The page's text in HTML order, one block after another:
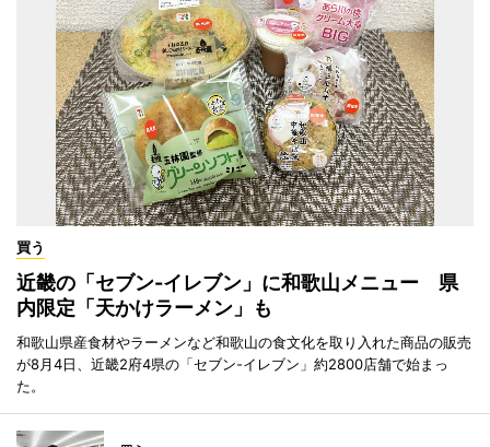
買う
近畿の「セブン-イレブン」に和歌山メニュー 県
内限定「天かけラーメン」も
和歌山県産食材やラーメンなど和歌山の食文化を取り入れた商品の販売
が8月4日、近畿2府4県の「セブン-イレブン」約2800店舗で始まっ
た。